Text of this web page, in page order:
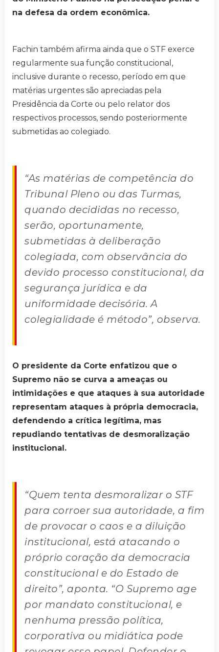
na defesa da ordem econômica.
Fachin também afirma ainda que o STF exerce
regularmente sua função constitucional,
inclusive durante o recesso, período em que
matérias urgentes são apreciadas pela
Presidência da Corte ou pelo relator dos
respectivos processos, sendo posteriormente
submetidas ao colegiado.
“As matérias de competência do
Tribunal Pleno ou das Turmas,
quando decididas no recesso,
serão, oportunamente,
submetidas à deliberação
colegiada, com observância do
devido processo constitucional, da
segurança jurídica e da
uniformidade decisória. A
colegialidade é método”, observa.
O presidente da Corte enfatizou que o
Supremo não se curva a ameaças ou
intimidações e que ataques à sua autoridade
representam ataques à própria democracia,
defendendo a crítica legítima, mas
repudiando tentativas de desmoralização
institucional.
“Quem tenta desmoralizar o STF
para corroer sua autoridade, a fim
de provocar o caos e a diluição
institucional, está atacando o
próprio coração da democracia
constitucional e do Estado de
direito”, aponta. “O Supremo age
por mandato constitucional, e
nenhuma pressão política,
corporativa ou midiática pode